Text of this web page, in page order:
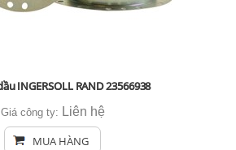
INGERSOLL RAND 23566938
Giá công ty: Liên hệ
MUA HÀNG